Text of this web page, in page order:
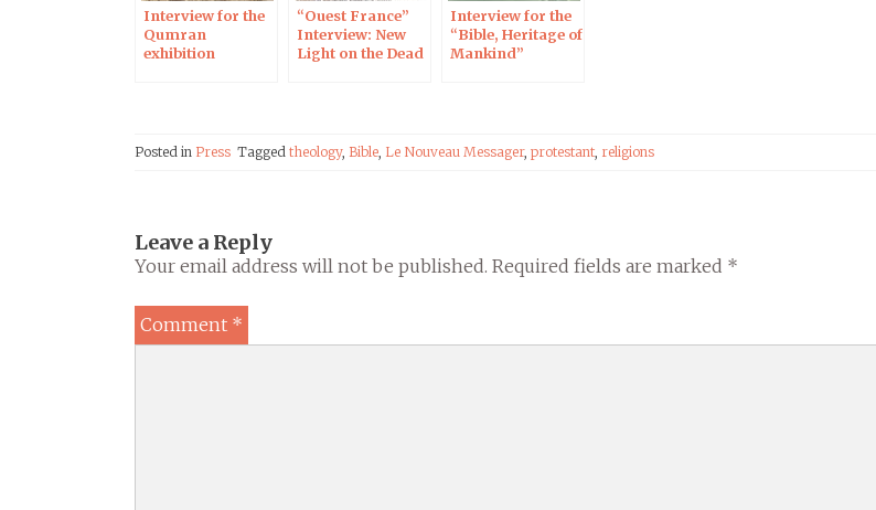
Interview for the
Qumran
exhibition
“Ouest France”
Interview: New
Light on the Dead
Interview for the
“Bible, Heritage of
Mankind”
Posted in Press Tagged theology, Bible, Le Nouveau Messager, protestant, religions
Leave a Reply
Your email address will not be published. Required fields are marked *
Comment *